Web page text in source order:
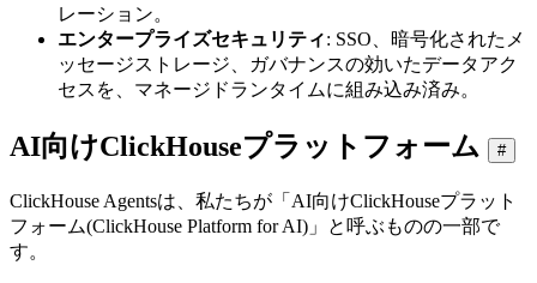
レーション。
エンタープライズセキュリティ: SSO、暗号化されたメ
ッセージストレージ、ガバナンスの効いたデータアク
セスを、マネージドランタイムに組み込み済み。
AI向けClickHouseプラットフォーム #
ClickHouse Agentsは、私たちが「AI向けClickHouseプラット
フォーム(ClickHouse Platform for AI)」と呼ぶものの一部で
す。